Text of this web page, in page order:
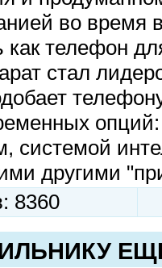
во время
телефон
стал
системой
другими
8360